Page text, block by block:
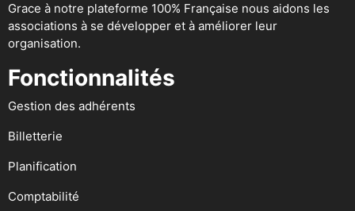
Grace à notre plateforme 100% Française nous aidons les
associations à se développer et à améliorer leur
organisation.
Fonctionnalités
Gestion des adhérents
Billetterie
Planification
Comptabilité